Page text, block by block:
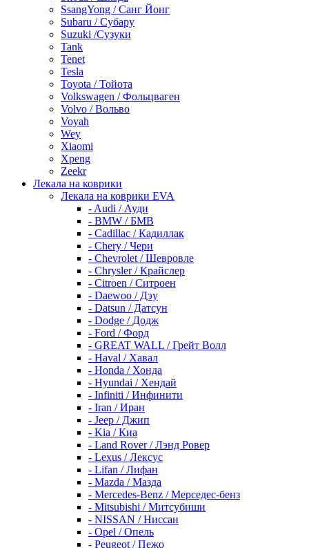
SsangYong / Санг Йонг
Subaru / Субару
Suzuki /Сузуки
Tank
Tenet
Tesla
Toyota / Тойота
Volkswagen / Фольцваген
Volvo / Вольво
Voyah
Wey
Xiaomi
Xpeng
Zeekr
Лекала на коврики
Лекала на коврики EVA
- Audi / Ауди
- BMW / БМВ
- Cadillac / Кадиллак
- Chery / Чери
- Chevrolet / Шевровле
- Chrysler / Крайслер
- Citroen / Ситроен
- Daewoo / Дэу
- Datsun / Датсун
- Dodge / Додж
- Ford / Форд
- GREAT WALL / Грейт Волл
- Haval / Хавал
- Honda / Хонда
- Hyundai / Хендай
- Infiniti / Инфинити
- Iran / Иран
- Jeep / Джип
- Kia / Киа
- Land Rover / Лэнд Ровер
- Lexus / Лексус
- Lifan / Лифан
- Mazda / Мазда
- Mercedes-Benz / Мерседес-бенз
- Mitsubishi / Митсубиши
- NISSAN / Ниссан
- Opel / Опель
- Peugeot / Пежо